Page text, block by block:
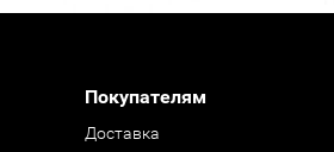
Покупателям
Доставка